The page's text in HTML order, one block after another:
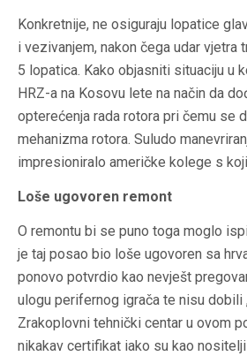
Konkretnije, ne osiguraju lopatice
i vezivanjem, nakon čega udar vjetra
5 lopatica. Kako objasniti situaciju u
HRZ-a na Kosovu lete na način da
opterećenja rada rotora pri čemu se
mehanizma rotora. Suludo
impresioniralo američke kolege s
Loše ugovoren remont
O remontu bi se puno toga moglo
je taj posao bio loše ugovoren sa
ponovo potvrdio kao nevješt
ulogu perifernog igrača te nisu dobili
Zrakoplovni tehnički centar u ovom
nikakav certifikat iako su kao